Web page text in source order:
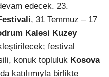
edecek. 23.
, 31 Temmuz – 17
Kalesi Kuzey
festival
konuk topluluk Kosova
katılımıyla birlikte